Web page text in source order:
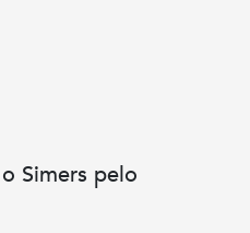
Simers pelo